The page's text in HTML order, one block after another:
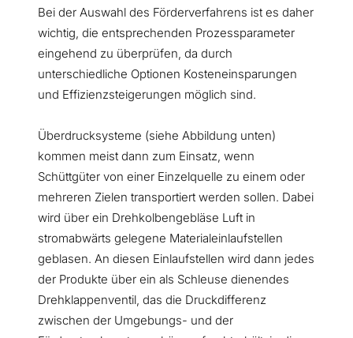
Bei der Auswahl des Förderverfahrens ist es daher
wichtig, die entsprechenden Prozessparameter
eingehend zu überprüfen, da durch
unterschiedliche Optionen Kosteneinsparungen
und Effizienzsteigerungen möglich sind.
Überdrucksysteme (siehe Abbildung unten)
kommen meist dann zum Einsatz, wenn
Schüttgüter von einer Einzelquelle zu einem oder
mehreren Zielen transportiert werden sollen. Dabei
wird über ein Drehkolbengebläse Luft in
stromabwärts gelegene Materialeinlaufstellen
geblasen. An diesen Einlaufstellen wird dann jedes
der Produkte über ein als Schleuse dienendes
Drehklappenventil, das die Druckdifferenz
zwischen der Umgebungs- und der